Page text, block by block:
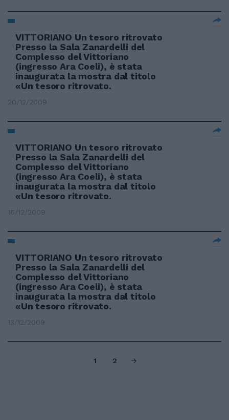
VITTORIANO Un tesoro ritrovato
Presso la Sala Zanardelli del
Complesso del Vittoriano
(ingresso Ara Coeli), è stata
inaugurata la mostra dal titolo
«Un tesoro ritrovato.
20/12/2009
VITTORIANO Un tesoro ritrovato
Presso la Sala Zanardelli del
Complesso del Vittoriano
(ingresso Ara Coeli), è stata
inaugurata la mostra dal titolo
«Un tesoro ritrovato.
16/12/2009
VITTORIANO Un tesoro ritrovato
Presso la Sala Zanardelli del
Complesso del Vittoriano
(ingresso Ara Coeli), è stata
inaugurata la mostra dal titolo
«Un tesoro ritrovato.
13/12/2009
1 2